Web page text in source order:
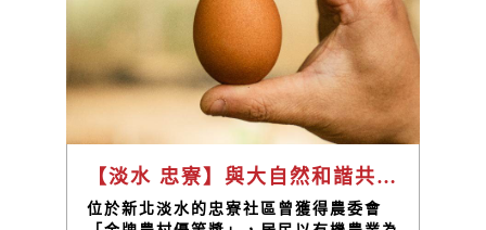
【淡水 忠寮】與大自然和諧共存，用有機農業為下一代找回生態 / 原豐休閒農場 連建安
位於新北淡水的忠寮社區曾獲得農委會